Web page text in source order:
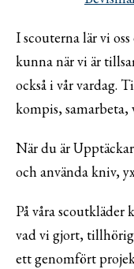
I scouterna lär vi
kunna när vi är
också i vår vardag.
kompis, samarbeta,
När du är
och använda kniv,
På våra scoutkläder
vad vi gjort,
ett genomfört